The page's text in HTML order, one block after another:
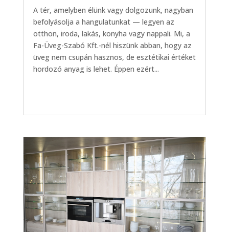
A tér, amelyben élünk vagy dolgozunk, nagyban
befolyásolja a hangulatunkat — legyen az
otthon, iroda, lakás, konyha vagy nappali. Mi, a
Fa-Üveg-Szabó Kft.-nél hiszünk abban, hogy az
üveg nem csupán hasznos, de esztétikai értéket
hordozó anyag is lehet. Éppen ezért...